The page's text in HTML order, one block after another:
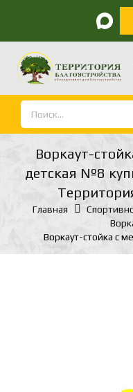
Воркаут-
детская №8
Главная
Воркаут-стойка с